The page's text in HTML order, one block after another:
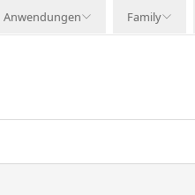
Anwendungen Family